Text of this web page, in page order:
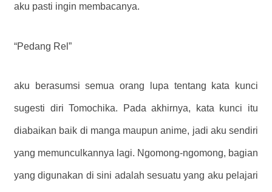
aku pasti ingin membacanya.
“Pedang Rel”
aku berasumsi semua orang lupa tentang kata kunci
sugesti diri Tomochika. Pada akhirnya, kata kunci itu
diabaikan baik di manga maupun anime, jadi aku sendiri
yang memunculkannya lagi. Ngomong-ngomong, bagian
yang digunakan di sini adalah sesuatu yang aku pelajari